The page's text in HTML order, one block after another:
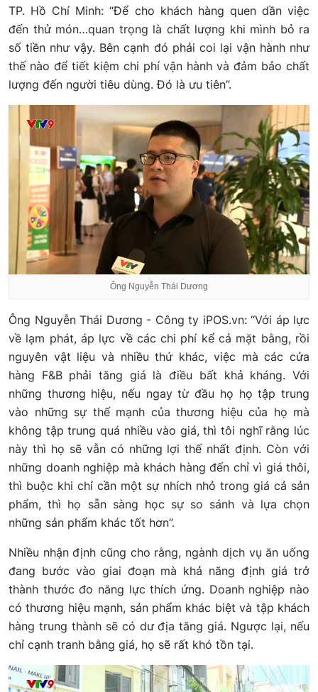
TP. Hồ Chí Minh: “Để cho khách hàng quen dần việc
đến thử món…quan trọng là chất lượng khi mình bỏ ra
số tiền như vậy. Bên cạnh đó phải coi lại vận hành như
thế nào để tiết kiệm chi phí vận hành và đảm bảo chất
lượng đến người tiêu dùng. Đó là ưu tiên”.
Ông Nguyễn Thái Dương
Ông Nguyễn Thái Dương - Công ty iPOS.vn: “Với áp lực
về lạm phát, áp lực về các chi phí kể cả mặt bằng, rồi
nguyên vật liệu và nhiều thứ khác, việc mà các cửa
hàng F&B phải tăng giá là điều bất khả kháng. Với
những thương hiệu, nếu ngay từ đầu họ họ tập trung
vào những sự thế mạnh của thương hiệu của họ mà
không tập trung quá nhiều vào giá, thì tôi nghĩ rằng lúc
này thì họ sẽ vẫn có những lợi thế nhất định. Còn với
những doanh nghiệp mà khách hàng đến chỉ vì giá thôi,
thì buộc khi chỉ cần một sự nhích nhỏ trong giá cả sản
phẩm, thì họ sẵn sàng học sự so sánh và lựa chọn
những sản phẩm khác tốt hơn”.
Nhiều nhận định cũng cho rằng, ngành dịch vụ ăn uống
đang bước vào giai đoạn mà khả năng định giá trở
thành thước đo năng lực thích ứng. Doanh nghiệp nào
có thương hiệu mạnh, sản phẩm khác biệt và tập khách
hàng trung thành sẽ có dư địa tăng giá. Ngược lại, nếu
chỉ cạnh tranh bằng giá, họ sẽ rất khó tồn tại.